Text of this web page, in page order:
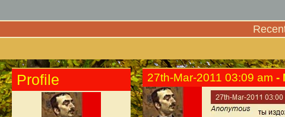
Profile 27th-Mar-2011 03:09 am -